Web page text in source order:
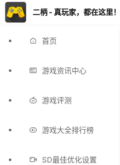
二柄 - 真玩家，都在这里！
首页
游戏资讯中心
游戏评测
游戏大全排行榜
SD最佳优化设置